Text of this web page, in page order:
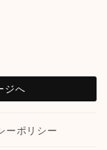
ジへ
ーポリシー